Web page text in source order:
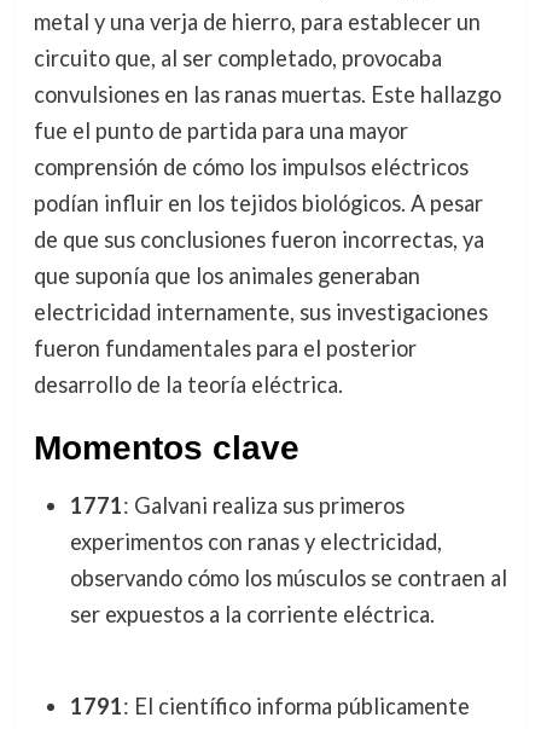
metal y una verja de hierro, para establecer un
circuito que, al ser completado, provocaba
convulsiones en las ranas muertas. Este hallazgo
fue el punto de partida para una mayor
comprensión de cómo los impulsos eléctricos
podían influir en los tejidos biológicos. A pesar
de que sus conclusiones fueron incorrectas, ya
que suponía que los animales generaban
electricidad internamente, sus investigaciones
fueron fundamentales para el posterior
desarrollo de la teoría eléctrica.
Momentos clave
1771: Galvani realiza sus primeros
experimentos con ranas y electricidad,
observando cómo los músculos se contraen al
ser expuestos a la corriente eléctrica.
1791: El científico informa públicamente